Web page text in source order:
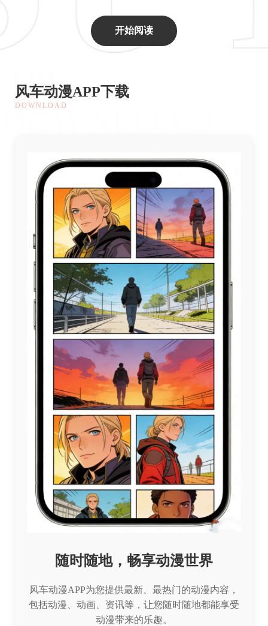
开始阅读
APP
DOWNLOAD
风车动漫APP下载
DOWNLOAD
随时随地，畅享动漫世界
风车动漫APP为您提供最新、最热门的动漫内容，
包括动漫、动画、资讯等，让您随时随地都能享受
动漫带来的乐趣。